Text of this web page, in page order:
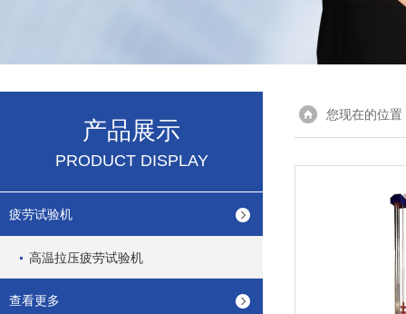
产品展示
PRODUCT DISPLAY
疲劳试验机
高温拉压疲劳试验机
查看更多
您现在的位置